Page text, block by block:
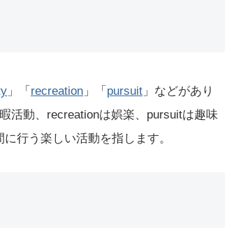
」「 recreation 」「 pursuit 」などがあり
活動、recreationは娯楽、pursuitは趣味
行う楽しい活動を指します。